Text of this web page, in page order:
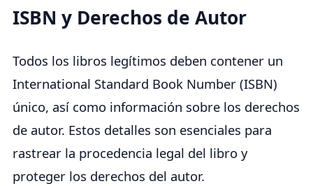
ISBN y Derechos de Autor
Todos los libros legítimos deben contener un
International Standard Book Number (ISBN)
único, así como información sobre los derechos
de autor. Estos detalles son esenciales para
rastrear la procedencia legal del libro y
proteger los derechos del autor.